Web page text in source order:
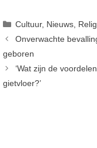
Categorieën
Cultuur, Nieuws
Onverwachte
geboren
‘Wat zijn de
gietvloer?’